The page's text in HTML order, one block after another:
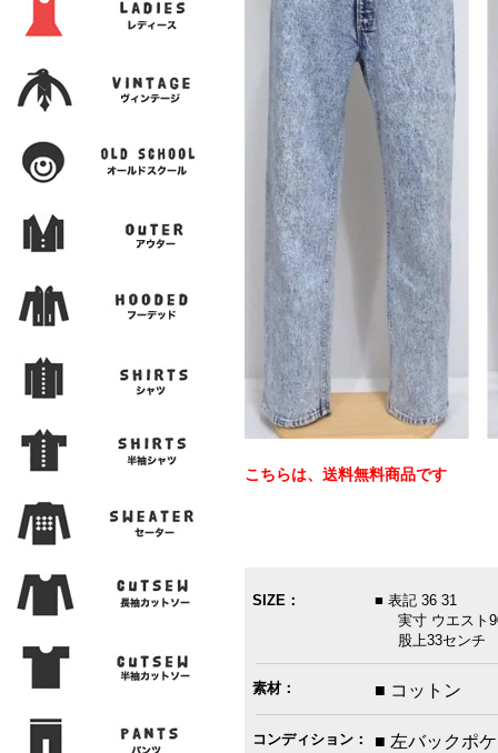
こちらは、送料無料商品です
SIZE：
■ 表記 36 31
実寸 ウエスト
股上33センチ
素材： ■ コットン
コンディション：
■ 左バックポ